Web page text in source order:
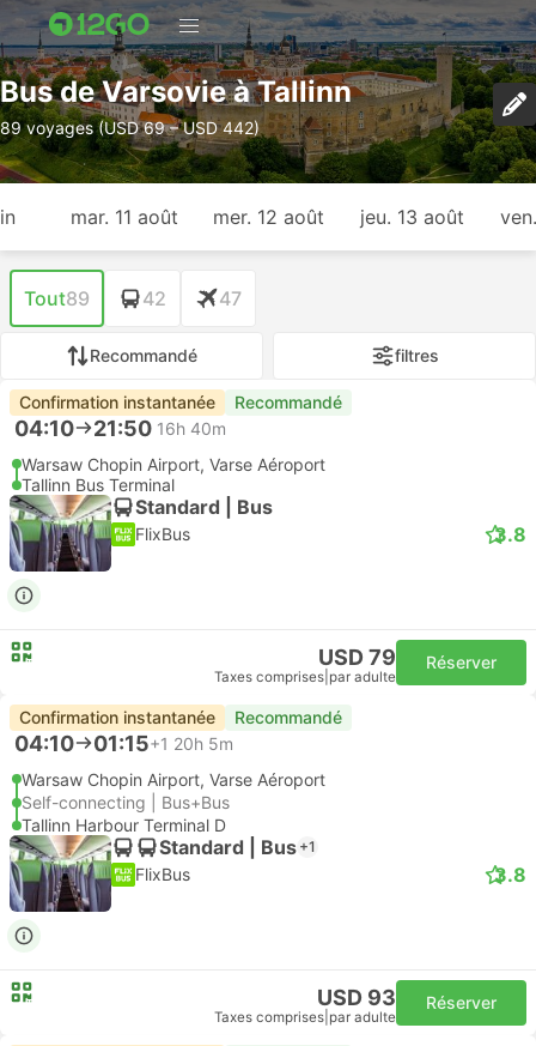
Bus de Varsovie à Tallinn
89 voyages (USD 69 – USD 442)
mar. 11 août mer. 12 août jeu. 13 août
Tout89 42 47
Recommandé filtres
Confirmation instantanée Recommandé
04:10 21:50 16h 40m
Warsaw Chopin Airport, Varse Aéroport
Tallinn Bus Terminal
Standard | Bus
FlixBus 3.8
USD 79
Taxes comprises par adulte
Réserver
Confirmation instantanée Recommandé
04:10 01:15+1 20h 5m
Warsaw Chopin Airport, Varse Aéroport
Self-connecting | Bus+Bus
Tallinn Harbour Terminal D
Standard | Bus +1
FlixBus 3.8
USD 93
Taxes comprises par adulte
Réserver